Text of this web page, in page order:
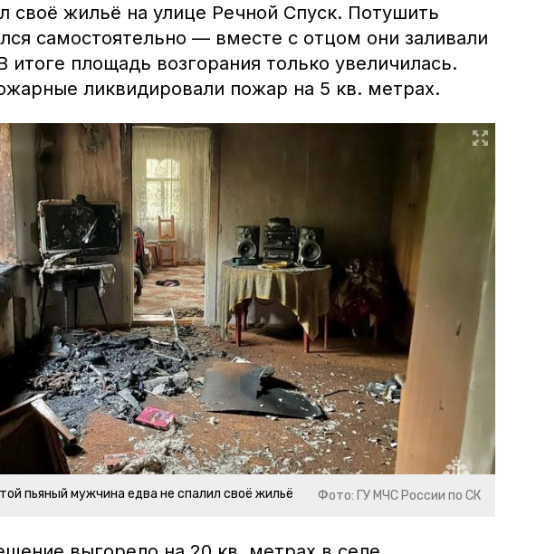
своё жильё на улице Речной Спуск. Потушить
самостоятельно — вместе с отцом они заливали
итоге площадь возгорания только увеличилась.
ликвидировали пожар на 5 кв. метрах.
пьяный мужчина едва не спалил своё жильё Фото: ГУ МЧС России по СК